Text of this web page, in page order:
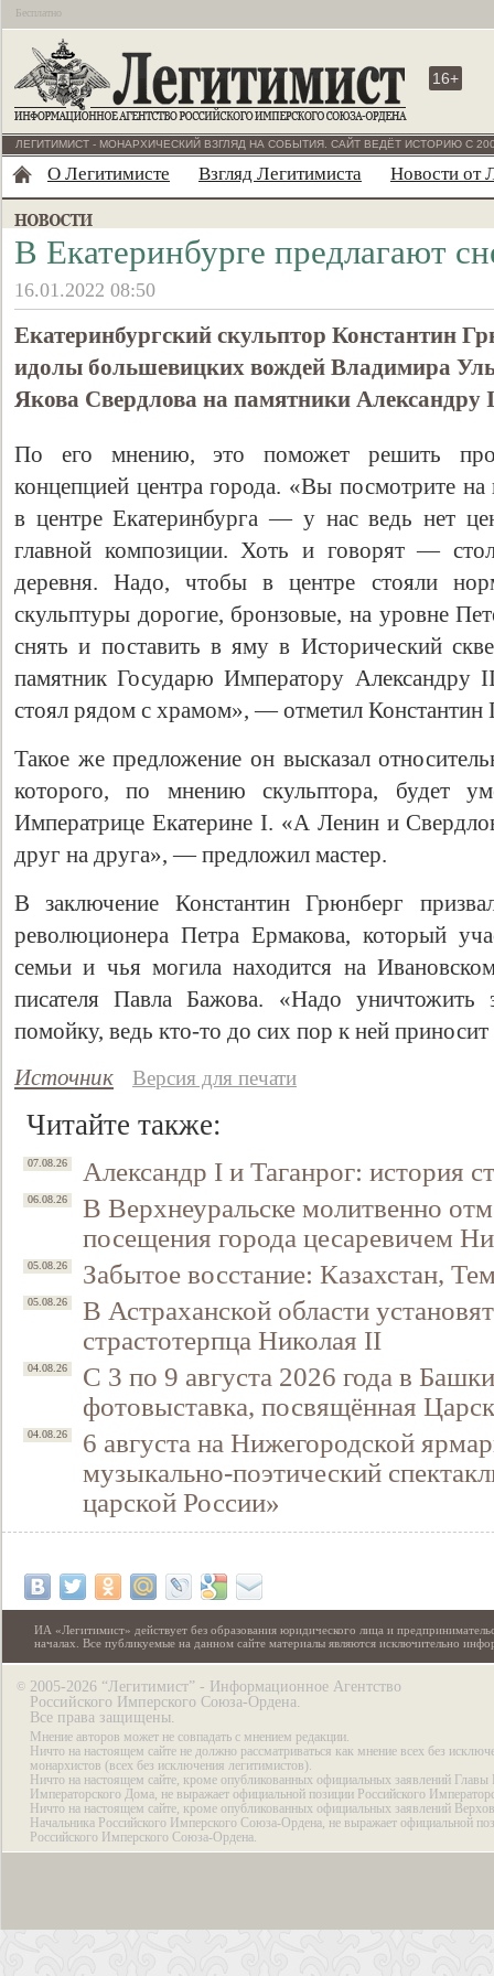
Бесплатно
16+
ЛЕГИТИМИСТ - МОНАРХИЧЕСКИЙ ВЗГЛЯД НА СОБЫТИЯ. САЙТ ВЕДЁТ ИСТОРИЮ С
О Легитимисте Взгляд Легитимиста Новости от
В Екатеринбурге предлагают
16.01.2022 08:50
Екатеринбургский скульптор Константин
идолы большевицких вождей Владимира
Якова Свердлова на памятники Александру
По его мнению, это поможет решить
концепцией центра города. «Вы посмотрите
в центре Екатеринбурга — у нас ведь нет
главной композиции. Хоть и говорят —
деревня. Надо, чтобы в центре стояли
скульптуры дорогие, бронзовые, на уровне
снять и поставить в яму в Исторический
памятник Государю Императору
стоял рядом с храмом», — отметил Константин
Такое же предложение он высказал
которого, по мнению скульптора, будет
Императрице Екатерине I. «А Ленин и
друг на друга», — предложил мастер.
В заключение Константин Грюнберг
революционера Петра Ермакова, который
семьи и чья могила находится на
писателя Павла Бажова. «Надо
помойку, ведь кто-то до сих пор к ней
Источник
Версия для печати
Читайте также:
07.08.26 Александр I и Таганрог: история
06.08.26
В Верхнеуральске молитвенно
посещения города цесаревичем
05.08.26 Забытое восстание: Казахстан,
05.08.26
В Астраханской области
страстотерпца Николая II
04.08.26
С 3 по 9 августа 2026 года в
фотовыставка, посвящённая
04.08.26
6 августа на Нижегородской
музыкально-поэтический
царской России»
Свидетельство
ИА «Легитимист» действует без образования юридического лица и
началах. Все публикуемые на данном сайте материалы являются исключительно
© 2005-2026 “Легитимист” - Информационное Агентство
Российского Имперского Союза-Ордена.
Все права защищены.
Мнение авторов может не совпадать с мнением редакции.
Ничто на настоящем сайте не должно рассматриваться как мнение всех без
монархистов (всех без исключения легитимистов).
Ничто на настоящем сайте, кроме опубликованных официальных заявлений Главы
Императорского Дома, не выражает официальной позиции Российского
Ничто на настоящем сайте, кроме опубликованных официальных заявлений
Начальника Российского Имперского Союза-Ордена, не выражает официальной
Российского Имперского Союза-Ордена.